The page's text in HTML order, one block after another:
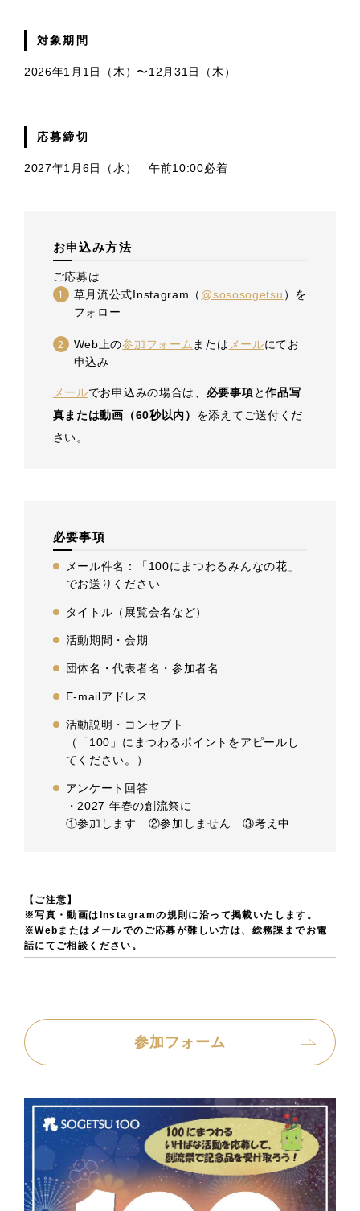
対象期間
2026年1月1日（木）〜12月31日（木）
応募締切
2027年1月6日（水） 午前10:00必着
お申込み方法
ご応募は
草月流公式Instagram（ @sososogetsu ）を
フォロー
Web上の参加フォームまたは メールにてお
申込み
メールでお申込みの場合は、 必要事項と作品写
真または動画（60秒以内） を添えてご送付くだ
さい。
必要事項
メール件名：「100にまつわるみんなの花」
でお送りください
タイトル（展覧会名など）
活動期間・会期
団体名・代表者名・参加者名
E-mailアドレス
活動説明・コンセプト
（「100」にまつわるポイントをアピールし
てください。）
アンケート回答
・2027 年春の創流祭に
①参加します ②参加しません ③考え中
【ご注意】
※写真・動画はInstagramの規則に沿って掲載いたします。
※Webまたはメールでのご応募が難しい方は、総務課までお電
話にてご相談ください。
参加フォーム